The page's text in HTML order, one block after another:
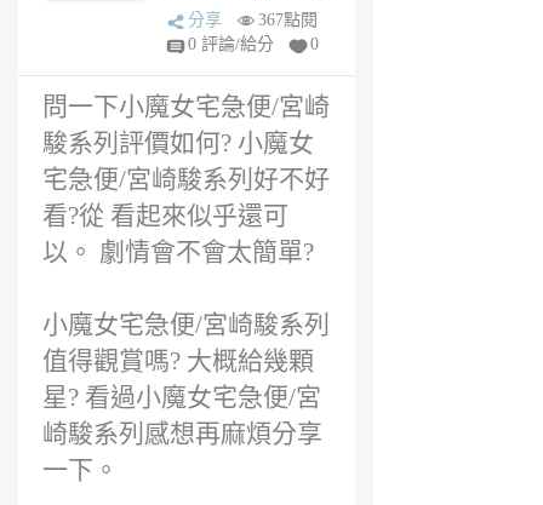
兒
1
分享
367點閱
0 評論/給分
0
問一下小魔女宅急便/宮崎
駿系列評價如何? 小魔女
宅急便/宮崎駿系列好不好
看?從 看起來似乎還可
以。 劇情會不會太簡單?
小魔女宅急便/宮崎駿系列
值得觀賞嗎? 大概給幾顆
星? 看過小魔女宅急便/宮
崎駿系列感想再麻煩分享
一下。